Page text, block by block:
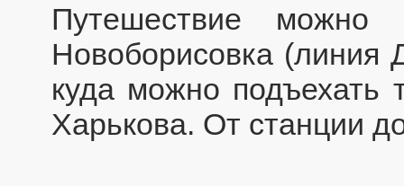
Путешествие можно
Новоборисовка (линия
куда можно подъехать
Харькова. От станции